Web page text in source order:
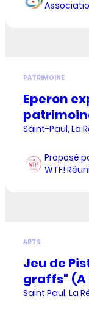
PATRIMOINE
Eperon
Saint-Paul, La
Proposé
WTF!
ARTS
Jeu de
graffs"
Saint Paul, La